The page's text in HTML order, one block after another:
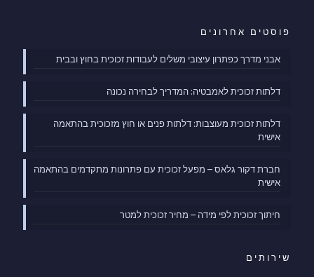
פוסטים אחרונים
אבני מדרך כפתרון עיצובי משלים לעבודות זכוכית בחוץ ובבית
דלתות זכוכית לאמבטיה: המדריך לבחירה נכונה
דלתות זכוכית מעוצבות: דלתות פנים או חוץ מזכוכית בהתאמה
אישית
חברת דקור גלאס – מפעל זכוכית עם פתרונות מתקדמים בהתאמה
אישית
חיתוך זכוכית לפי מידה – מחיר זכוכית למטר
שירותים